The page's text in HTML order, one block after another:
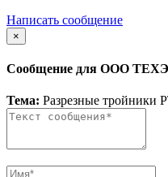
Написать сообщение
×
Сообщение для ООО
Тема: Разрезные